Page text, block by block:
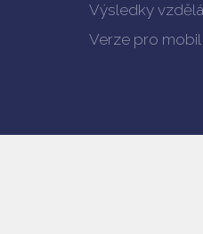
Výsledky
Verze pro mobil